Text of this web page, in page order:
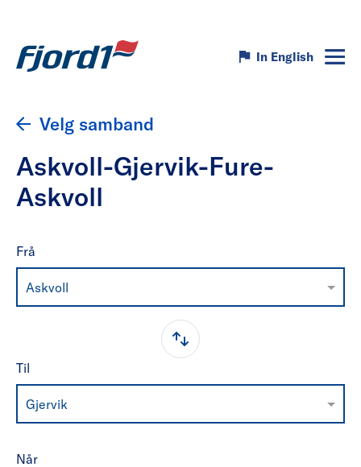
In English
Velg samband
Askvoll-Gjervik-Fure-
Askvoll
Frå
Askvoll
Til
Gjervik
Når